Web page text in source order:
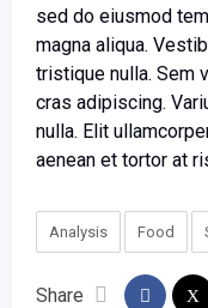
sed do eiusmod
magna aliqua.
tristique nulla. Sem
cras adipiscing.
nulla. Elit
aenean et tortor at
Analysis Food
Share